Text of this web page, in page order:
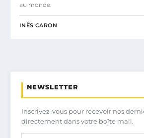
au monde.
INÈS CARON
NEWSLETTER
Inscrivez-vous pour recevoir nos
directement dans votre boîte mail.